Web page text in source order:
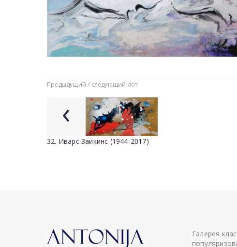
Предыдущий / следующий лот:
‹
32. Иварс Заикинс (1944-2017)
Галерея